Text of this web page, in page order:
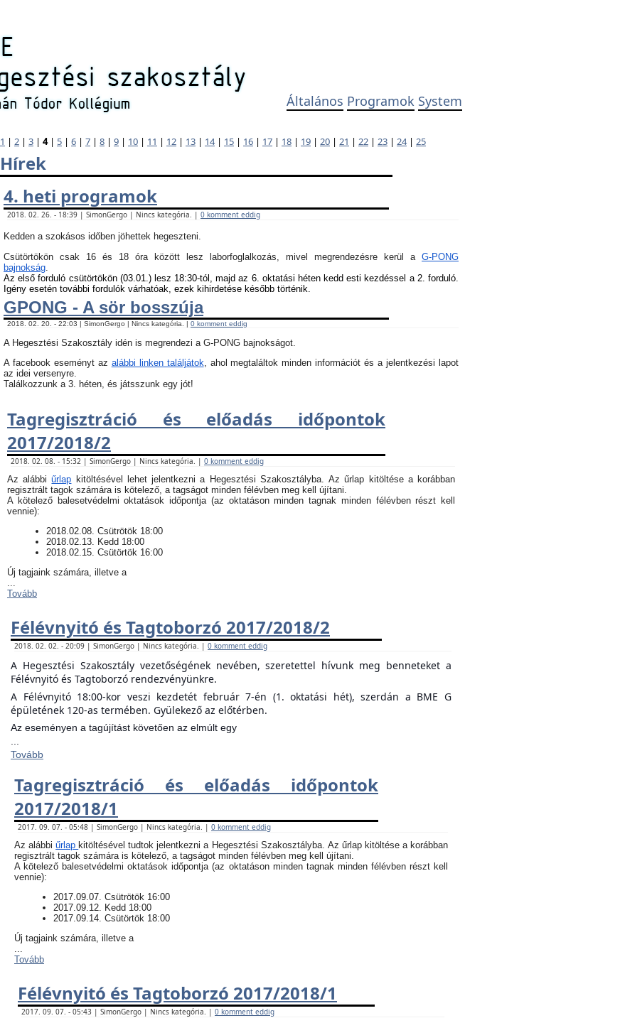
Általános Programok System
1 | 2 | 3 | 4| 5 | 6 | 7 | 8 | 9 | 10 | 11 | 12 | 13 | 14| 15 | 16 | 17 | 18 | 19 | 20 | 21 | 22 | 23 | 24| 25
Hírek
4. heti programok
2018. 02. 26. - 18:39 | SimonGergo | Nincs kategória. | 0 komment eddig
Kedden a szokásos időben jöhettek hegeszteni.
Csütörtökön csak 16 és 18 óra között lesz laborfoglalkozás, mivel megrendezésre kerül a G-PONG
bajnokság.
Az első forduló csütörtökön (03.01.) lesz 18:30-tól, majd az 6. oktatási héten kedd esti kezdéssel a 2. forduló.
Igény esetén további fordulók várhatóak, ezek kihirdetése később történik.
GPONG - A sör bosszúja
2018. 02. 20. - 22:03 | SimonGergo | Nincs kategória. | 0 komment eddig
A Hegesztési Szakosztály idén is megrendezi a G-PONG bajnokságot.
A facebook eseményt az alábbi linken találjátok , ahol megtaláltok minden információt és a jelentkezési lapot
az idei versenyre.
Találkozzunk a 3. héten, és játsszunk egy jót!
Tagregisztráció és előadás időpontok
2017/2018/2
2018. 02. 08. - 15:32 | SimonGergo | Nincs kategória. | 0 komment eddig
Az alábbiűrlap kitöltésével lehet jelentkezni a Hegesztési Szakosztályba. Az űrlap kitöltése a korábban
regisztrált tagok számára is kötelező, a tagságot minden félévben meg kell újítani.
​A kötelező balesetvédelmi oktatások időpontja (az oktatáson minden tagnak minden félévben részt kell
vennie):
​2018.02.08. Csütrötök 18:00
2018.02.13. Kedd 18:00
2018.02.15. Csütörtök 16:00
Új tagjaink számára, illetve a
Tovább
Félévnyitó és Tagtoborzó 2017/2018/2
2018. 02. 02. - 20:09 | SimonGergo | Nincs kategória. | 0 komment eddig
A Hegesztési Szakosztály vezetőségének nevében, szeretettel hívunk meg benneteket a
Félévnyitó és Tagtoborzó rendezvényünkre.
A Félévnyitó 18:00-kor veszi kezdetét február 7-én (1. oktatási hét), szerdán a BME G
épületének 120-as termében. Gyülekező az előtérben.
Az eseményen a tagújítást követően az elmúlt egy
Tovább
Tagregisztráció és előadás időpontok
2017/2018/1
2017. 09. 07. - 05:48 | SimonGergo | Nincs kategória. | 0 komment eddig
Az alábbiűrlapkitöltésével tudtok jelentkezni a Hegesztési Szakosztályba. Az űrlap kitöltése a korábban
regisztrált tagok számára is kötelező, a tagságot minden félévben meg kell újítani.
​A kötelező balesetvédelmi oktatások időpontja (az oktatáson minden tagnak minden félévben részt kell
vennie):
​2017.09.07. Csütrötök 16:00
2017.09.12. Kedd 18:00
2017.09.14. Csütörtök 18:00
Új tagjaink számára, illetve a
Tovább
Félévnyitó és Tagtoborzó 2017/2018/1
2017. 09. 07. - 05:43 | SimonGergo | Nincs kategória. | 0 komment eddig